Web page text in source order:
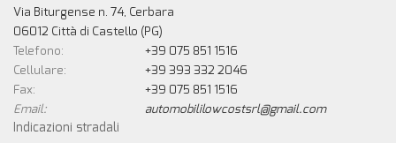
Via Biturgense n. 74, Cerbara
06012 Città di Castello (PG)
Telefono:
+39 075 851 1516
Cellulare:
+39 393 332 2046
Fax:
+39 075 851 1516
Email:
automobililowcostsrl@gmail.com
Indicazioni stradali